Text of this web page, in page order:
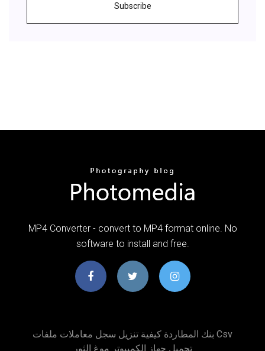
Subscribe
MP4 Converter - convert to MP4 format online. No
software to install and free.
بنك المطاردة كيفية تنزيل سجل معاملات ملفات Csv
تحميل جهاز الكمبيوتر موغ الثور